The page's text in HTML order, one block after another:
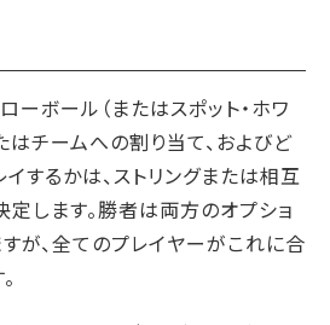
ーボール（またはスポット・ホワ
はチームへの割り当て、およびど
するかは、ストリングまたは相互
します。勝者は両方のオプショ
が、全てのプレイヤーがこれに合